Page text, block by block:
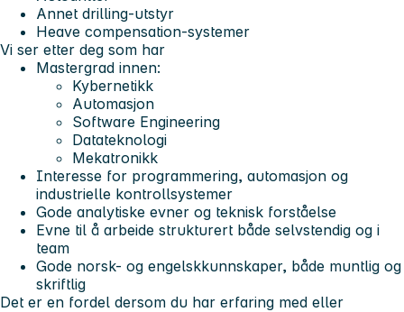
Annet drilling-utstyr
Heave compensation-systemer
Vi ser etter deg som har
Mastergrad innen:
Kybernetikk
Automasjon
Software Engineering
Datateknologi
Mekatronikk
Interesse for programmering, automasjon og
industrielle kontrollsystemer
Gode analytiske evner og teknisk forståelse
Evne til å arbeide strukturert både selvstendig og i
team
Gode norsk- og engelskkunnskaper, både muntlig og
skriftlig
Det er en fordel dersom du har erfaring med eller